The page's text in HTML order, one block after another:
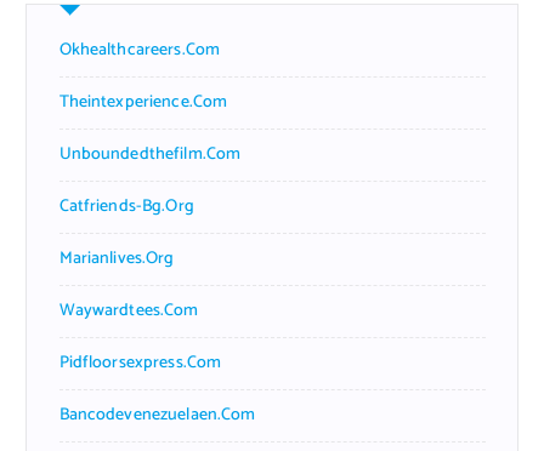
Okhealthcareers.com
Theintexperience.com
Unboundedthefilm.com
Catfriends-Bg.org
Marianlives.org
Waywardtees.com
Pidfloorsexpress.com
Bancodevenezuelaen.com